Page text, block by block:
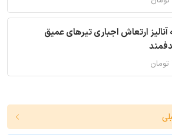
آنالیز ارتعاش اجباری تیرهای عمیق